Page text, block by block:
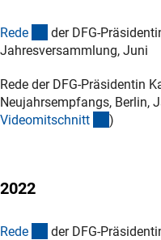
Rede (Download)
der DFG-
Jahresversammlung, Juni
Rede der DFG-Präsidentin
Neujahrsempfangs, Berlin,
Videomitschnitt (externer
)
2022
Rede (Download)
der DFG-